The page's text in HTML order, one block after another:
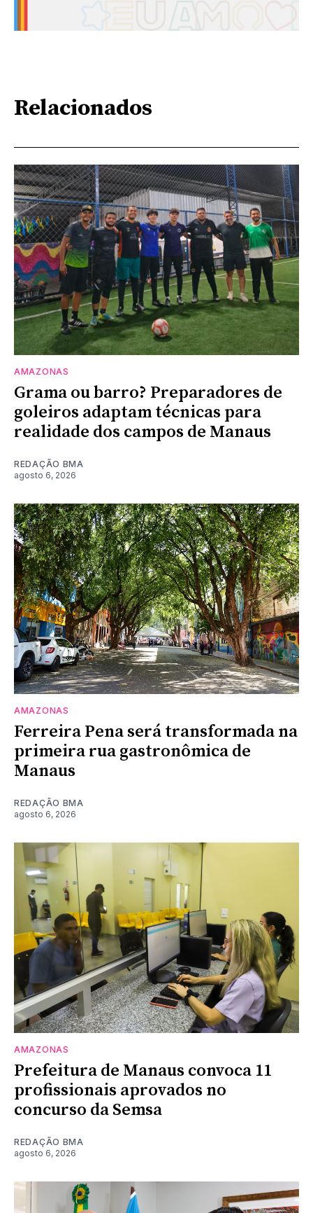
Relacionados
AMAZONAS
Grama ou barro? Preparadores de
goleiros adaptam técnicas para
realidade dos campos de Manaus
REDAÇÃO BMA
agosto 6, 2026
AMAZONAS
Ferreira Pena será transformada na
primeira rua gastronômica de
Manaus
REDAÇÃO BMA
agosto 6, 2026
AMAZONAS
Prefeitura de Manaus convoca 11
profissionais aprovados no
concurso da Semsa
REDAÇÃO BMA
agosto 6, 2026